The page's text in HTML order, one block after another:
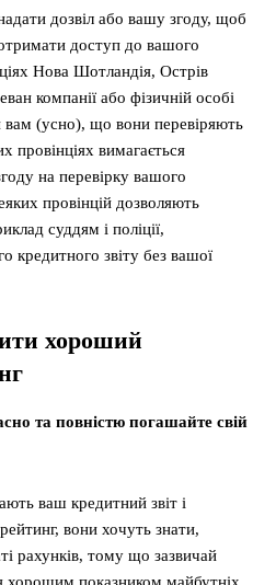
дозвіл або вашу згоду, щоб
доступ до вашого
Нова Шотландія, Острів
компанії або фізичній особі
(усно), що вони перевіряють
провінціях вимагається
на перевірку вашого
провінцій дозволяють
суддям і поліції,
кредитного звіту без вашої
хороший
та повністю погашайте свій
ваш кредитний звіт і
вони хочуть знати,
рахунків, тому що зазвичай